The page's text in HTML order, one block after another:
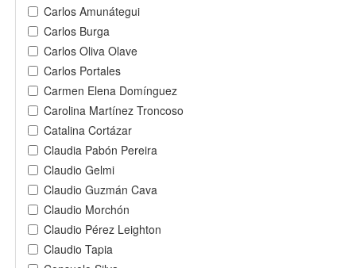
Carlos Amunátegui
Carlos Burga
Carlos Oliva Olave
Carlos Portales
Carmen Elena Domínguez
Carolina Martínez Troncoso
Catalina Cortázar
Claudia Pabón Pereira
Claudio Gelmi
Claudio Guzmán Cava
Claudio Morchón
Claudio Pérez Leighton
Claudio Tapia